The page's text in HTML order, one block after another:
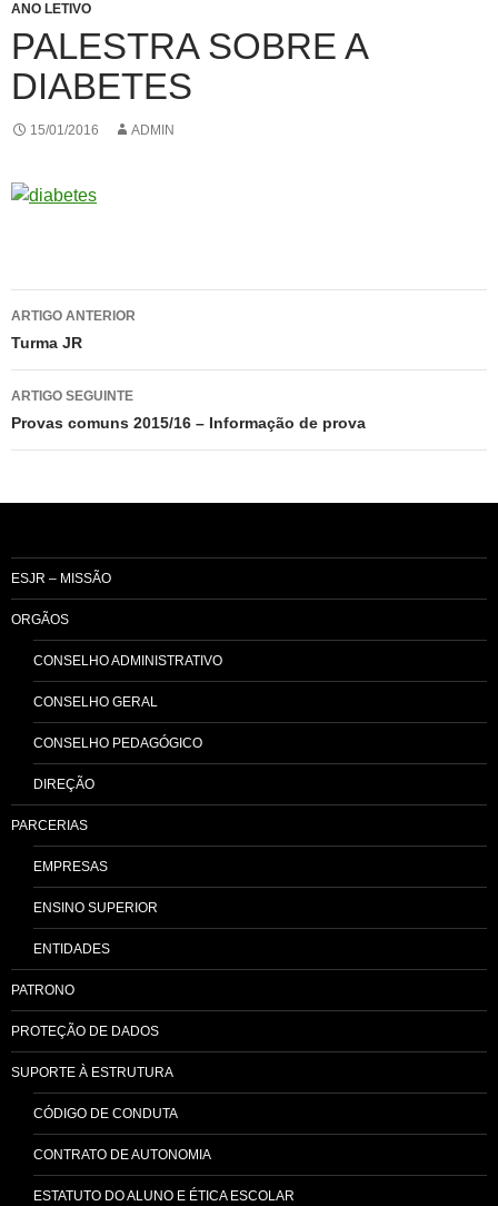
ANO LETIVO
PALESTRA SOBRE A
DIABETES
15/01/2016 ADMIN
Navegação
de
artigos
ARTIGO ANTERIOR
Turma JR
ARTIGO SEGUINTE
Provas comuns 2015/16 – Informação de prova
ESJR – MISSÃO
ORGÃOS
CONSELHO ADMINISTRATIVO
CONSELHO GERAL
CONSELHO PEDAGÓGICO
DIREÇÃO
PARCERIAS
EMPRESAS
ENSINO SUPERIOR
ENTIDADES
PATRONO
PROTEÇÃO DE DADOS
SUPORTE À ESTRUTURA
CÓDIGO DE CONDUTA
CONTRATO DE AUTONOMIA
ESTATUTO DO ALUNO E ÉTICA ESCOLAR